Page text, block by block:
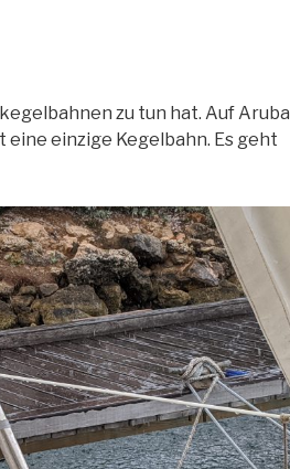
zu tun hat. Auf Aruba
einzige Kegelbahn. Es geht